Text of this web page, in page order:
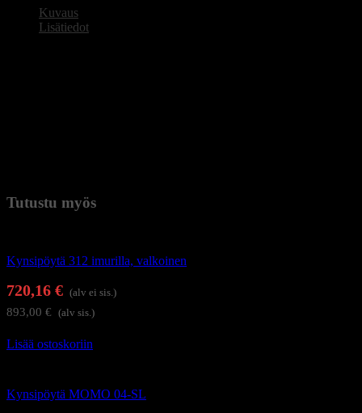
määrä
Kuvaus
Lisätiedot
Tutustu myös
Kynsipöytä 312 imurilla, valkoinen
720,16 € (alv ei sis.)
893,00 € (alv sis.)
Lisää ostoskoriin
Kynsipöytä MOMO 04-SL